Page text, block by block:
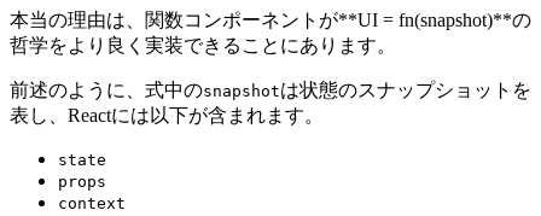
本当の理由は、関数コンポーネントが**UI = fn(snapshot)**の
哲学をより良く実装できることにあります。
前述のように、式中のsnapshotは状態のスナップショットを
表し、Reactには以下が含まれます。
state
props
context